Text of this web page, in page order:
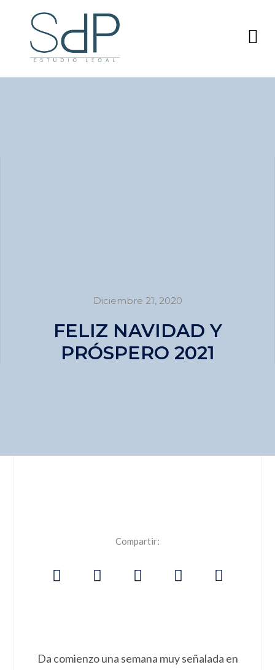
Diciembre 21, 2020
FELIZ NAVIDAD Y
PRÓSPERO 2021
Compartir:
Da comienzo una semana muy señalada en